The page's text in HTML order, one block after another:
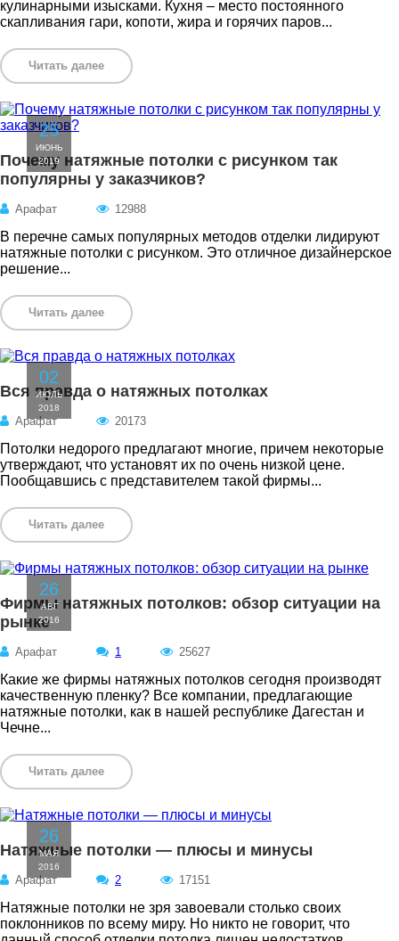
кулинарными изысками. Кухня – место постоянного
скапливания гари, копоти, жира и горячих паров...
Читать далее
25
ИЮНЬ
2019
Почему натяжные потолки с рисунком так
популярны у заказчиков?
Арафат 12988
В перечне самых популярных методов отделки лидируют
натяжные потолки с рисунком. Это отличное дизайнерское
решение...
Читать далее
02
ИЮЛЬ
2018
Вся правда о натяжных потолках
Арафат 20173
Потолки недорого предлагают многие, причем некоторые
утверждают, что установят их по очень низкой цене.
Пообщавшись с представителем такой фирмы...
Читать далее
26
АВГ
2016
Фирмы натяжных потолков: обзор ситуации на
рынке
Арафат 1 25627
Какие же фирмы натяжных потолков сегодня производят
качественную пленку? Все компании, предлагающие
натяжные потолки, как в нашей республике Дагестан и
Чечне...
Читать далее
26
МАЯ
2016
Натяжные потолки — плюсы и минусы
Арафат 2 17151
Натяжные потолки не зря завоевали столько своих
поклонников по всему миру. Но никто не говорит, что